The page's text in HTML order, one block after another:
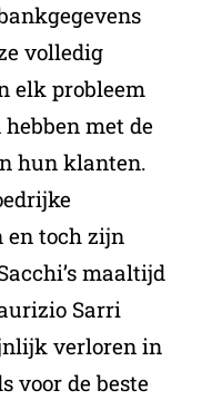
volledig
elk probleem
met de
hun klanten.
en toch zijn
maaltijd
Sarri
verloren in
voor de beste